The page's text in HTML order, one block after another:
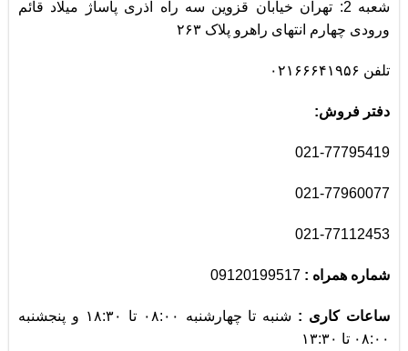
شعبه 2: تهران خیابان قزوین سه راه آذری پاساژ میلاد قائم
ورودی چهارم انتهای راهرو پلاک ۲۶۳
تلفن ۰۲۱۶۶۶۴۱۹۵۶
دفتر فروش:
021-77795419
021-77960077
021-77112453
شماره همراه : 09120199517
ساعات کاری : شنبه تا چهارشنبه ۰۸:۰۰ تا ۱۸:۳۰ و
پنجشنبه
۰۸:۰۰ تا ۱۳:۳۰